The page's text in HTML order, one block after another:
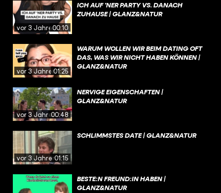
vor 3 Jahren00:10
ICH AUF 'NER PARTY VS. DANACH
ZUHAUSE | GLANZ&NATUR
vor 3 Jahren01:25
WARUM WOLLEN WIR BEIM DATING OFT
DAS, WAS WIR NICHT HABEN KÖNNEN |
GLANZ&NATUR
vor 3 Jahren00:48
NERVIGE EIGENSCHAFTEN |
GLANZ&NATUR
vor 3 Jahren01:15
SCHLIMMSTES DATE | GLANZ&NATUR
BESTE:N FREUND:IN HABEN |
GLANZ&NATUR